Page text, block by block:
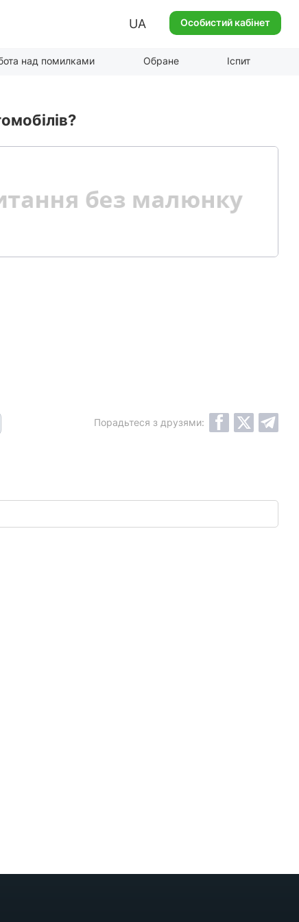
UA Особистий кабінет
над помилками Обране Іспит
Порадьтеся з друзями: